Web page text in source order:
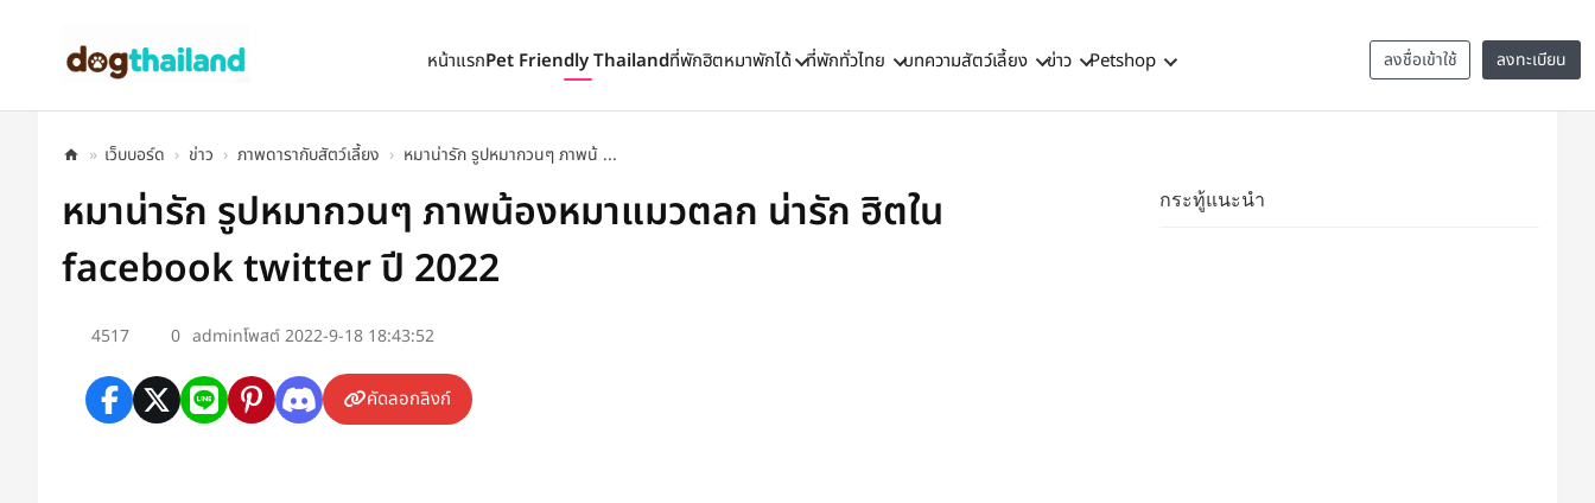
ลงชื่อเข้าใช้ ลงทะเบียน
หน้าแรกPet Friendly Thailandที่พักฮิตหมาพักได้ ที่พักทั่วไทย บทความสัตว์เลี้ยง ข่าว Petshop
» เว็บบอร์ด › ข่าว › ภาพดารากับสัตว์เลี้ยง › หมาน่ารัก รูปหมากวนๆ ภาพน้ ...
หมาน่ารัก รูปหมากวนๆ ภาพน้องหมาแมวตลก น่ารัก ฮิตใน
facebook twitter ปี 2022
4517 0 adminโพสต์ 2022-9-18 18:43:52
คัดลอกลิงก์
กระทู้แนะนำ